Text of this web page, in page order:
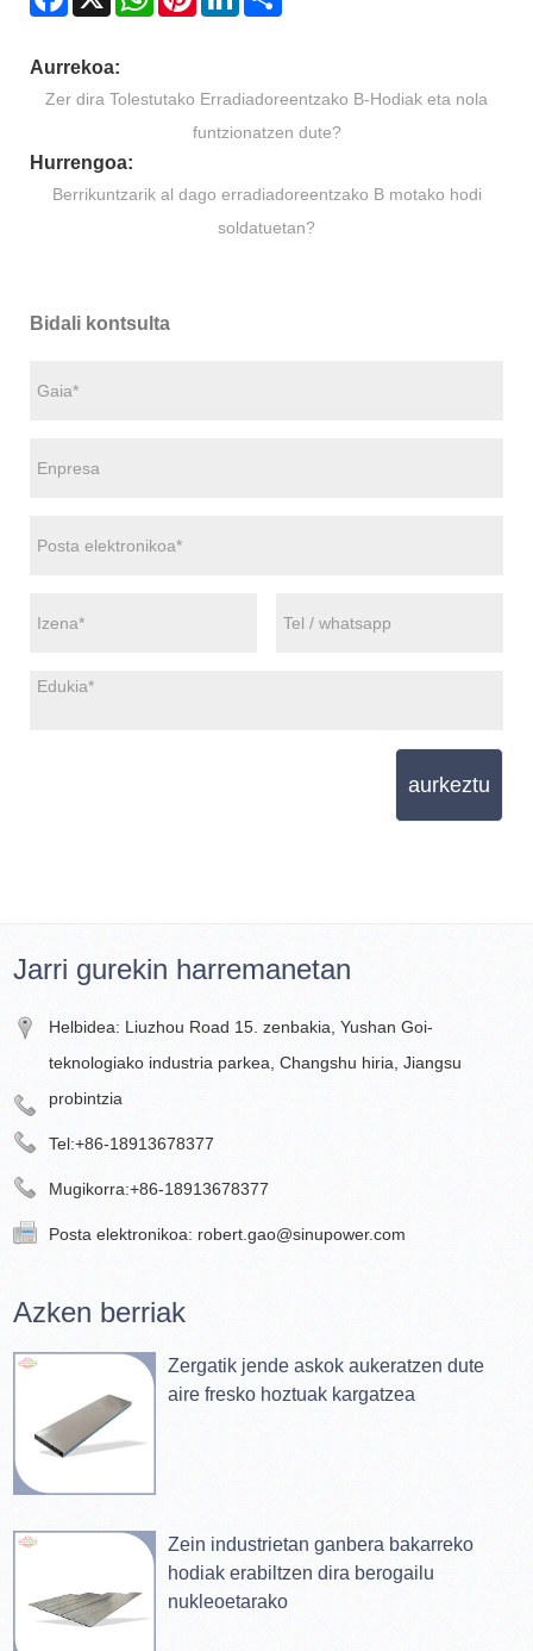
Aurrekoa:
Zer dira Tolestutako Erradiadoreentzako B-Hodiak eta nola
funtzionatzen dute?
Hurrengoa:
Berrikuntzarik al dago erradiadoreentzako B motako hodi
soldatuetan?
Bidali kontsulta
aurkeztu
Jarri gurekin harremanetan
Helbidea: Liuzhou Road 15. zenbakia, Yushan Goi-
teknologiako industria parkea, Changshu hiria, Jiangsu
probintzia
Tel:+86-18913678377
Mugikorra:+86-18913678377
Posta elektronikoa: robert.gao@sinupower.com
Azken berriak
Zergatik jende askok aukeratzen dute
aire fresko hoztuak kargatzea
Zein industrietan ganbera bakarreko
hodiak erabiltzen dira berogailu
nukleoetarako